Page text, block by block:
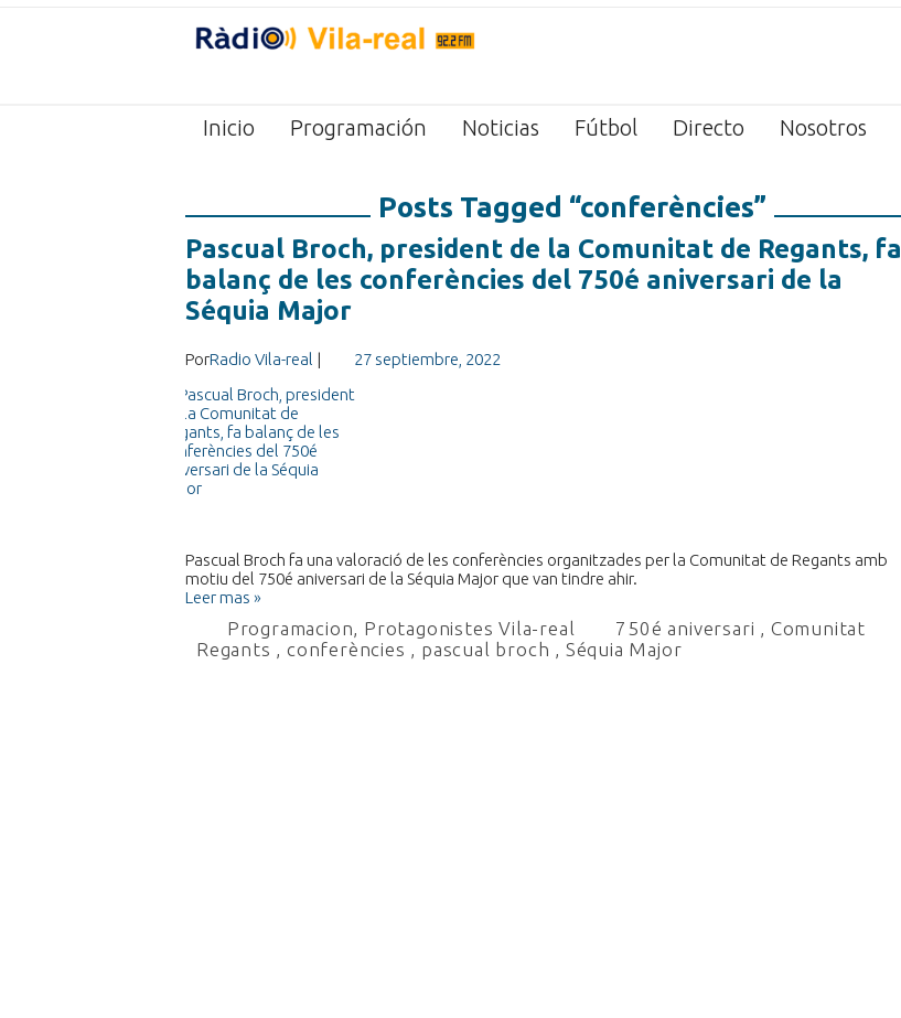
Inicio Programación Noticias Fútbol Directo Nosotros
Posts Tagged “conferències”
Pascual Broch, president de la Comunitat de Regants, fa
balanç de les conferències del 750é aniversari de la
Séquia Major
PorRadio Vila-real | 27 septiembre, 2022
Pascual Broch fa una valoració de les conferències organitzades per la Comunitat de Regants amb
motiu del 750é aniversari de la Séquia Major que van tindre ahir.
Leer mas »
Programacion, Protagonistes Vila-real 750é aniversari , Comunitat
Regants ,conferències , pascual broch , Séquia Major